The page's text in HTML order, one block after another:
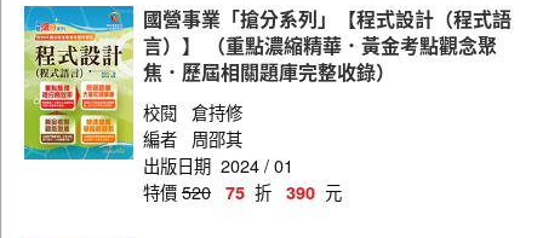
企業管理
保育人員
電腦打字
國營事業「搶分系列」【程式設計（程式語
言）】 （重點濃縮精華．黃金考點觀念聚
焦．歷屆相關題庫完整收錄）
校閱 倉持修
編者
周邵其
出版日期 2024 / 01
特價520 75 折 390 元